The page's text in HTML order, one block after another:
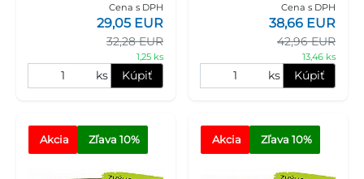
Chicken Breast with
Salmon & Vegetables in
Cena s DPH
32,28 EUR
29,05 EUR
1,25 ks
ks Kúpiť
želé sa mačiatkam ľahšie
žujú a samostatné
Cena s DPH
42,96 EUR
38,66 EUR
13,46 ks
ks Kúpiť
Akcia Zľava 10% Akcia Zľava 10%